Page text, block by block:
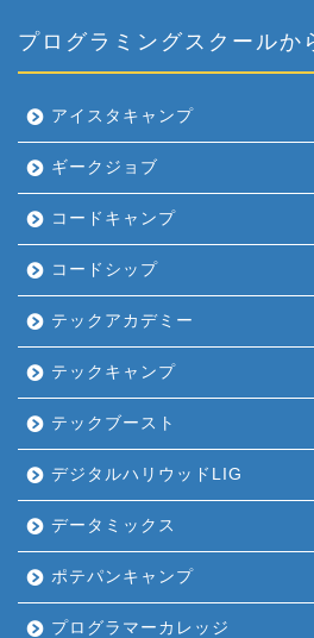
プログラミングスクールか
アイスタキャンプ
ギークジョブ
コードキャンプ
コードシップ
テックアカデミー
テックキャンプ
テックブースト
デジタルハリウッドLIG
データミックス
ポテパンキャンプ
プログラマーカレッジ